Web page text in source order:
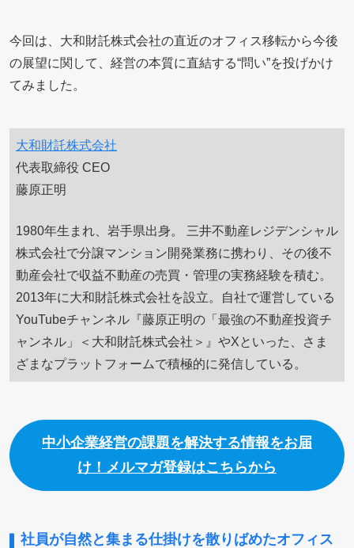
今回は、大和財託株式会社の直近のオフィス移転から今後
の展望に関して、経営の本質に直結する“問い”を投げかけ
てみました。
大和財託株式会社
代表取締役 CEO
藤原正明
1980年生まれ、岩手県出身。 三井不動産レジデンシャル
株式会社で分譲マンション開発業務に携わり、その後不
動産会社で収益不動産の売買・管理の実務経験を積む。
2013年に大和財託株式会社を設立。自社で運営している
YouTubeチャンネル『藤原正明の「最強の不動産投資チ
ャンネル」＜大和財託株式会社＞』やXといった、さま
ざまなプラットフォームで積極的に発信している。
中小企業経営の課題を解決する情報をお届
け！メルマガ登録はこちらから
社員が自然と集まる仕掛けを散りばめたオフィス